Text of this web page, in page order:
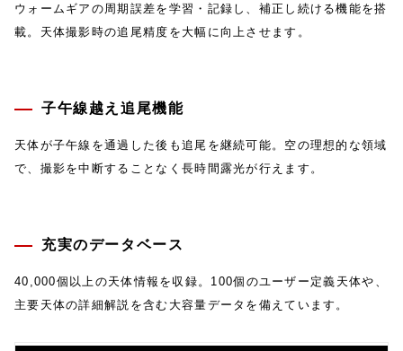
ウォームギアの周期誤差を学習・記録し、補正し続ける機能を搭
載。天体撮影時の追尾精度を大幅に向上させます。
子午線越え追尾機能
天体が子午線を通過した後も追尾を継続可能。空の理想的な領域
で、撮影を中断することなく長時間露光が行えます。
充実のデータベース
40,000個以上の天体情報を収録。100個のユーザー定義天体や、
主要天体の詳細解説を含む大容量データを備えています。